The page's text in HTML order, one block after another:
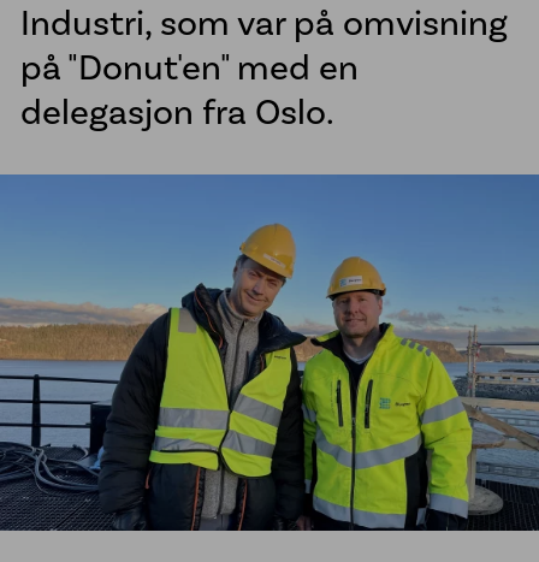
VA infrastruktur
Prefabrikasjon
Sveisetjenester kommune
Aktuelt
Referanseprosjekter
Om oss
Jobb hos oss
Bærekraft
Etiske retningslinjer
Industri, som var på omvisning
på "Donut'en" med en
delegasjon fra Oslo.